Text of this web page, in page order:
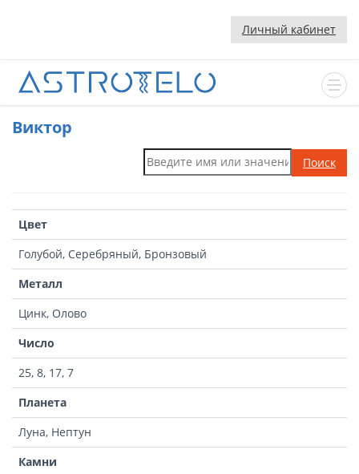
Личный кабинет
Виктор
Поиск
Цвет
Голубой, Серебряный, Бронзовый
Металл
Цинк, Олово
Число
25, 8, 17, 7
Планета
Луна, Нептун
Камни